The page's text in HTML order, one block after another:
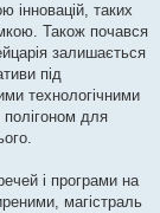
інновацій, таких
Також почався
залишається
під
технологічними
для
і програми на
магістраль